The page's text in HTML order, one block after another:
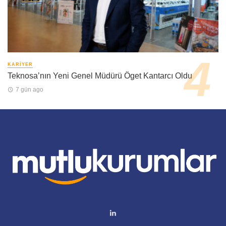
KARIYER
Teknosa’nın Yeni Genel Müdürü Öget Kantarcı Oldu
7 gün ago